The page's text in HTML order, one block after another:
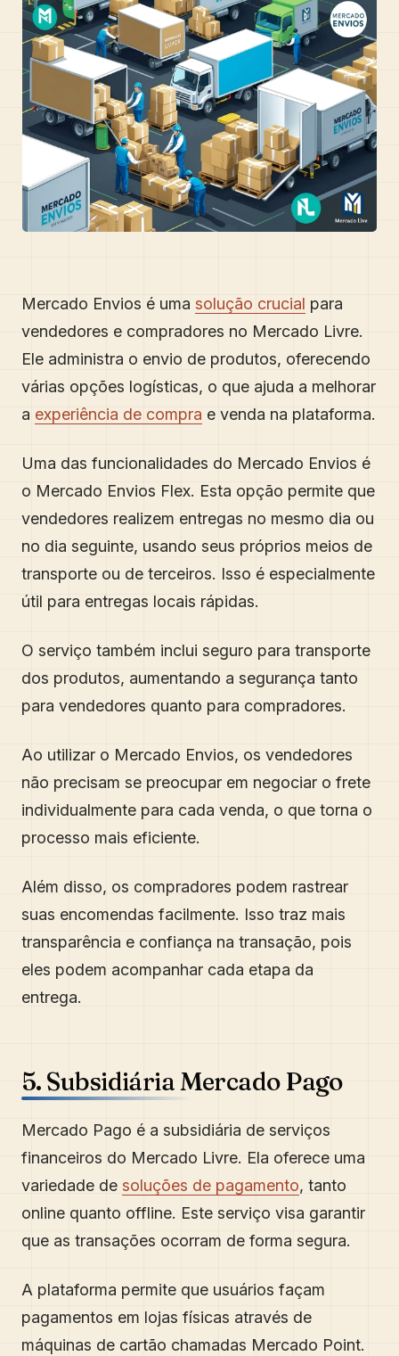
Mercado Envios é uma solução crucial para
vendedores e compradores no Mercado Livre.
Ele administra o envio de produtos, oferecendo
várias opções logísticas, o que ajuda a melhorar
a experiência de compra e venda na plataforma.
Uma das funcionalidades do Mercado Envios é
o Mercado Envios Flex. Esta opção permite que
vendedores realizem entregas no mesmo dia ou
no dia seguinte, usando seus próprios meios de
transporte ou de terceiros. Isso é especialmente
útil para entregas locais rápidas.
O serviço também inclui seguro para transporte
dos produtos, aumentando a segurança tanto
para vendedores quanto para compradores.
Ao utilizar o Mercado Envios, os vendedores
não precisam se preocupar em negociar o frete
individualmente para cada venda, o que torna o
processo mais eficiente.
Além disso, os compradores podem rastrear
suas encomendas facilmente. Isso traz mais
transparência e confiança na transação, pois
eles podem acompanhar cada etapa da
entrega.
5. Subsidiária Mercado Pago
Mercado Pago é a subsidiária de serviços
financeiros do Mercado Livre. Ela oferece uma
variedade de soluções de pagamento, tanto
online quanto offline. Este serviço visa garantir
que as transações ocorram de forma segura.
A plataforma permite que usuários façam
pagamentos em lojas físicas através de
máquinas de cartão chamadas Mercado Point.